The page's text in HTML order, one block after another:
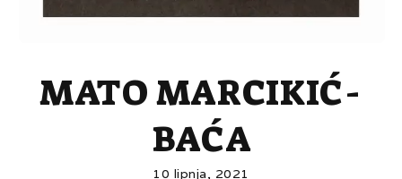
MATO MARCIKIĆ-
BAĆA
10 lipnja, 2021